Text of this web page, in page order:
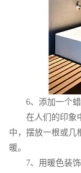
6、添加一个
在人们的印象
中，摆放一根或几
暖。
7、用暖色装饰